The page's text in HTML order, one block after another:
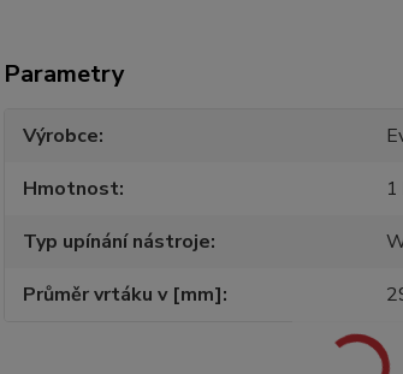
Parametry
Výrobce
Hmotnost
1
Typ upínání nástroje
Průměr vrtáku v [mm]